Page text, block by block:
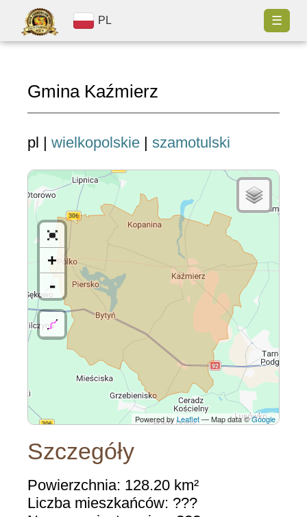
PL ☰
Gmina Kaźmierz
pl | wielkopolskie | szamotulski
+
-
Powered byLeaflet— Map data ©Google
Szczegóły
Powierzchnia: 128.20 km²
Liczba mieszkańców: ???